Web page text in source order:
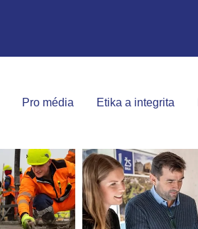
Pro média Etika a integrita